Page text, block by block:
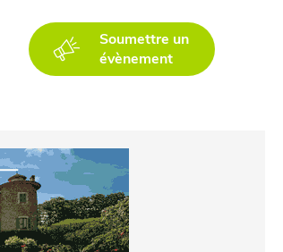
Soumettre un
évènement